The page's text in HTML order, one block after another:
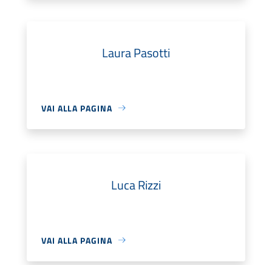
Laura Pasotti
VAI ALLA PAGINA
Luca Rizzi
VAI ALLA PAGINA